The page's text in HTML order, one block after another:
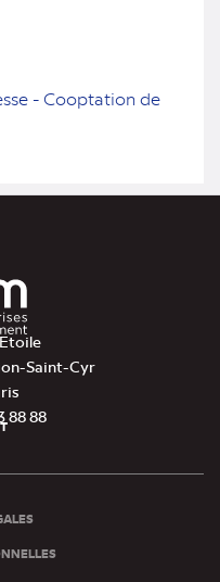
- Cooptation de
Saint-Cyr
88 88